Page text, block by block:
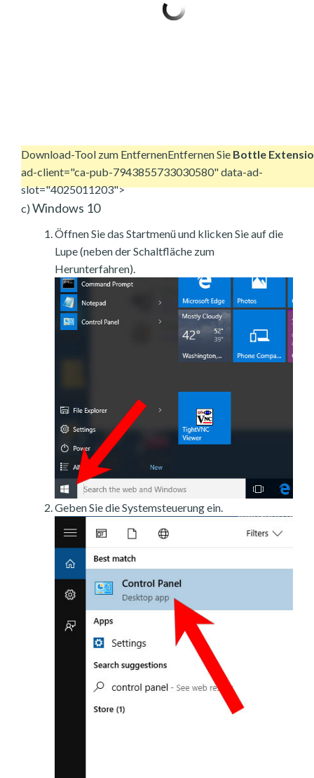
Download-Tool zum EntfernenEntfernen Sie Bottle
ad-client="ca-pub-7943855733030580" data-ad-
slot="4025011203">
c) Windows 10
Öffnen Sie das Startmenü und klicken Sie auf die
Lupe (neben der Schaltfläche zum
Herunterfahren).
Geben Sie die Systemsteuerung ein.